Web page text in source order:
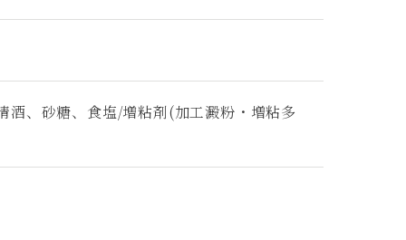
、砂糖、食塩/増粘剤(加工澱粉・増粘多